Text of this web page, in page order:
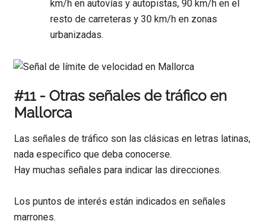
km/h en autovías y autopistas, 90 km/h en el
resto de carreteras y 30 km/h en zonas
urbanizadas.
#11 - Otras señales de tráfico en
Mallorca
Las señales de tráfico son las clásicas en letras latinas,
nada específico que deba conocerse.
Hay muchas señales para indicar las direcciones.
Los puntos de interés están indicados en señales
marrones.